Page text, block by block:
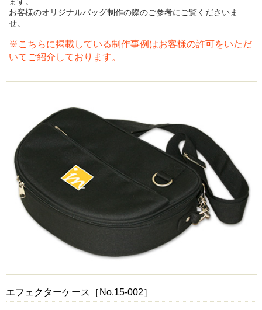
お客様のオリジナルバッグ制作の際のご参考にご覧くださいま
せ。
※こちらに掲載している制作事例はお客様の許可をいただ
いてご紹介しております。
エフェクターケース［No.15-002］